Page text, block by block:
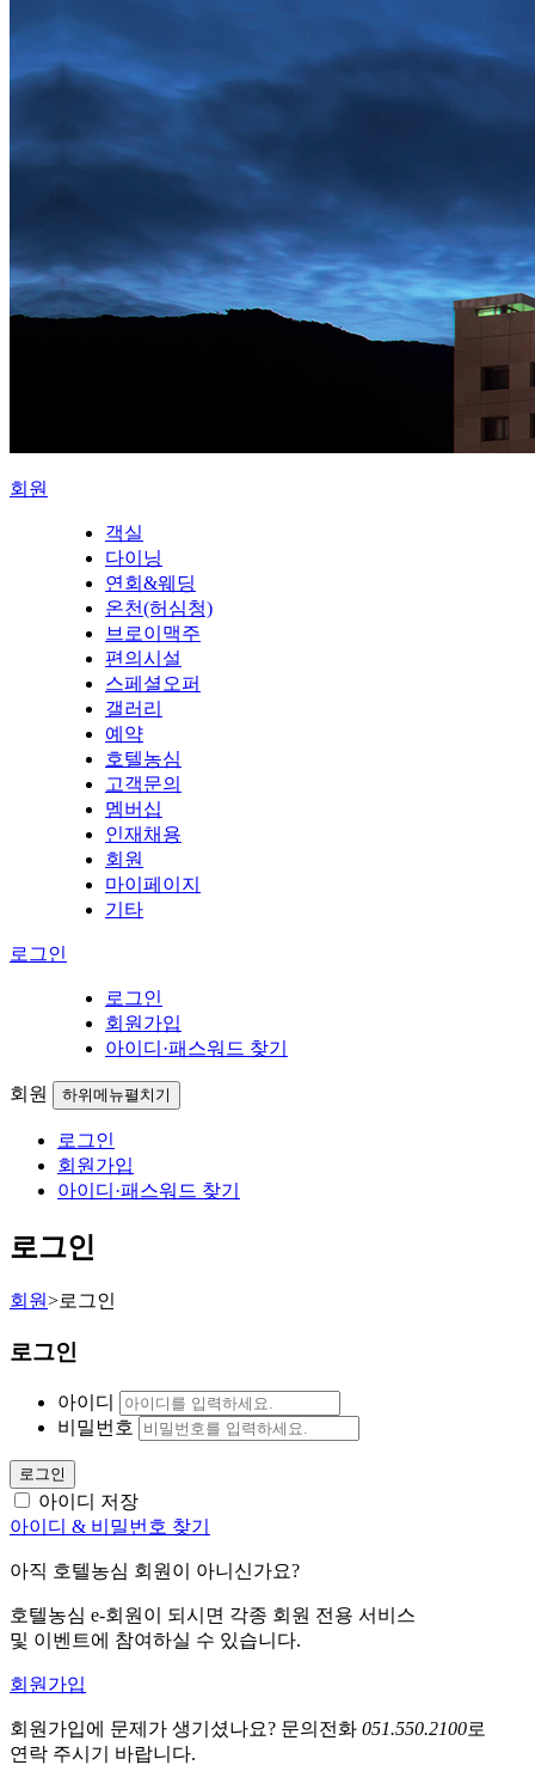
회원
객실
다이닝
연회&웨딩
온천(허심청)
브로이맥주
편의시설
스페셜오퍼
갤러리
예약
호텔농심
고객문의
멤버십
인재채용
회원
마이페이지
기타
로그인
로그인
회원가입
아이디·패스워드 찾기
회원 하위메뉴펼치기
로그인
회원가입
아이디·패스워드 찾기
로그인
회원>로그인
로그인
아이디
비밀번호
로그인
아이디 저장
아이디 & 비밀번호 찾기
아직 호텔농심 회원이 아니신가요?
호텔농심 e-회원이 되시면 각종 회원 전용 서비스
및 이벤트에 참여하실 수 있습니다.
회원가입
회원가입에 문제가 생기셨나요? 문의전화 051.550.2100로
연락 주시기 바랍니다.